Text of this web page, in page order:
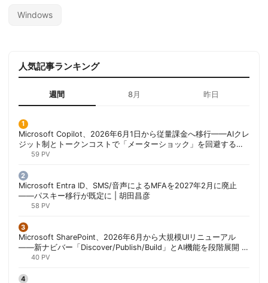
Windows
人気記事ランキング
週間 8月 昨日
Microsoft Copilot、2026年6月1日から従量課金へ移行——AIクレ
ジット制とトークンコストで「メーターショック」を回避する方
法 | 胡田昌彦
59 PV
Microsoft Entra ID、SMS/音声によるMFAを2027年2月に廃止
——パスキー移行が既定に | 胡田昌彦
58 PV
Microsoft SharePoint、2026年6月から大規模UIリニューアル
——新ナビバー「Discover/Publish/Build」とAI機能を段階展開 |
胡田昌彦
40 PV